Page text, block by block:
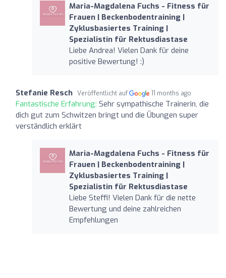
Maria-Magdalena Fuchs - Fitness für
Frauen | Beckenbodentraining |
Zyklusbasiertes Training |
Spezialistin für Rektusdiastase
Liebe Andrea! Vielen Dank für deine
positive Bewertung! :)
Stefanie Resch Veröffentlicht auf 11 months ago
Fantastische Erfahrung: Sehr sympathische Trainerin, die
dich gut zum Schwitzen bringt und die Übungen super
verständlich erklärt
Maria-Magdalena Fuchs - Fitness für
Frauen | Beckenbodentraining |
Zyklusbasiertes Training |
Spezialistin für Rektusdiastase
Liebe Steffi! Vielen Dank für die nette
Bewertung und deine zahlreichen
Empfehlungen